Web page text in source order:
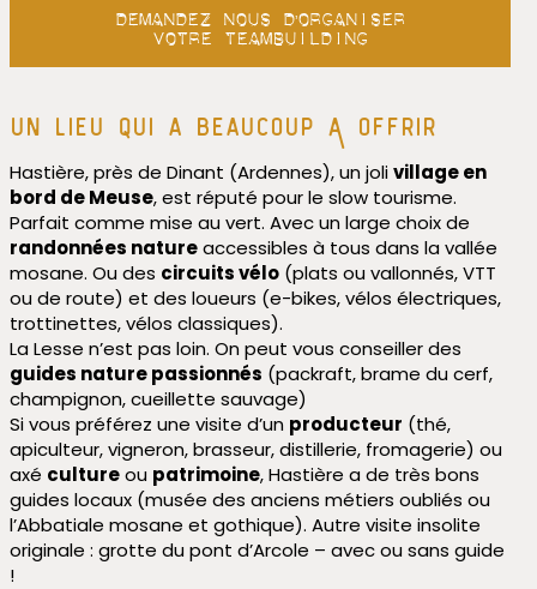
Demandez nous d’organiser
votre teambuilding
un lieu qui a beaucoup A offrir
Hastière, près de Dinant (Ardennes), un jolivillage en
bord de Meuse, est réputé pour le slow tourisme.
Parfait comme mise au vert. Avec un large choix de
randonnées natureaccessibles à tous dans la vallée
mosane. Ou des circuits vélo(plats ou vallonnés, VTT
ou de route) et des loueurs (e-bikes, vélos électriques,
trottinettes, vélos classiques).
La Lesse n’est pas loin. On peut vous conseiller des
guides nature passionnés (packraft, brame du cerf,
champignon, cueillette sauvage)
Si vous préférez une visite d’un producteur (thé,
apiculteur, vigneron, brasseur, distillerie, fromagerie) ou
axé cultureou patrimoine, Hastière a de très bons
guides locaux (musée des anciens métiers oubliés ou
l’Abbatiale mosane et gothique). Autre visite insolite
originale : grotte du pont d’Arcole – avec ou sans guide
!